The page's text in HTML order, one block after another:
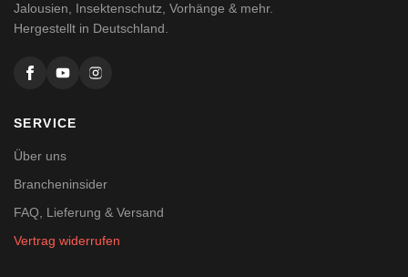
Jalousien, Insektenschutz, Vorhänge & mehr.
Hergestellt in Deutschland.
SERVICE
Über uns
Brancheninsider
FAQ, Lieferung & Versand
Vertrag widerrufen